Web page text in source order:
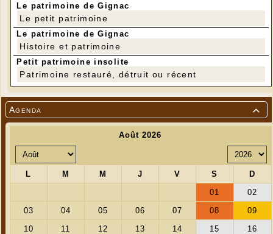

Agenda
Le patrimoine de Gignac
Le petit patrimoine
Le patrimoine de Gignac
Histoire et patrimoine
Petit patrimoine insolite
Patrimoine restauré, détruit ou récent